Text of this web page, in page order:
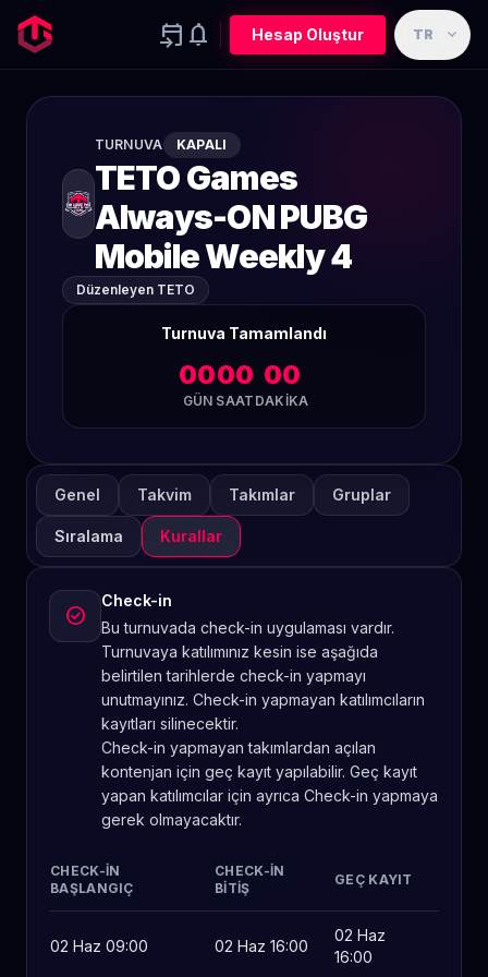
event_upcoming notifications Hesap Oluştur TR expand_more
TURNUVA KAPALI
TETO Games
Always-ON PUBG
Mobile Weekly 4
Düzenleyen TETO
Turnuva Tamamlandı
00
GÜN
00
SAAT
00
DAKIKA
Genel Takvim Takımlar Gruplar
Sıralama Kurallar
check_circle
Check-in
Bu turnuvada check-in uygulaması vardır.
Turnuvaya katılımınız kesin ise aşağıda
belirtilen tarihlerde check-in yapmayı
unutmayınız. Check-in yapmayan katılımcıların
kayıtları silinecektir.
Check-in yapmayan takımlardan açılan
kontenjan için geç kayıt yapılabilir. Geç kayıt
yapan katılımcılar için ayrıca Check-in yapmaya
gerek olmayacaktır.
CHECK-IN
BAŞLANGIÇ
CHECK-IN
BITIŞ
GEÇ KAYIT
02 Haz 09:00 02 Haz 16:00
02 Haz
16:00